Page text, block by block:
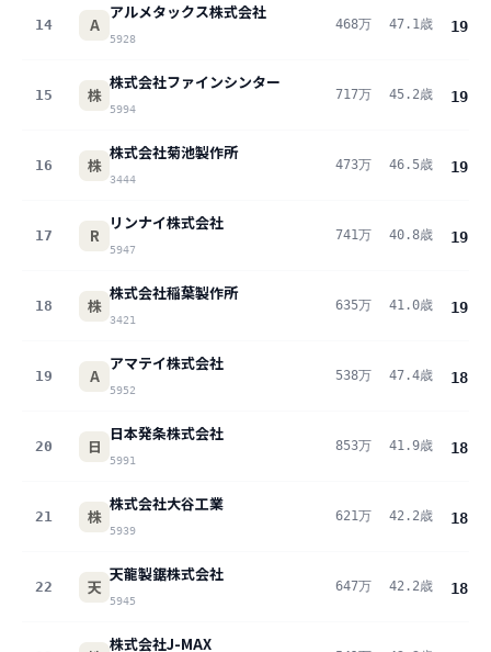
14 A
アルメタックス株式会社
5928
468万 47.1歳 19.6
15 株
株式会社ファインシンター
5994
717万 45.2歳 19.3
16 株
株式会社菊池製作所
3444
473万 46.5歳 19.3
17 R
リンナイ株式会社
5947
741万 40.8歳 19.2
18 株
株式会社稲葉製作所
3421
635万 41.0歳 19.0
19 A
アマテイ株式会社
5952
538万 47.4歳 18.9
20 日
日本発条株式会社
5991
853万 41.9歳 18.6
21 株
株式会社大谷工業
5939
621万 42.2歳 18.5
22 天
天龍製鋸株式会社
5945
647万 42.2歳 18.4
株式会社J-MAX